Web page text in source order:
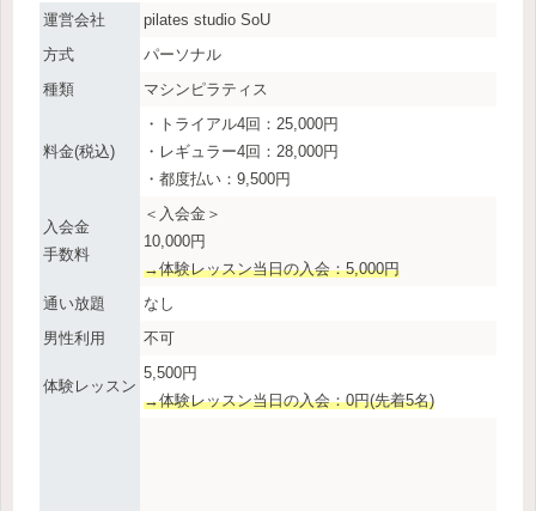
運営会社
pilates studio SoU
方式
パーソナル
種類
マシンピラティス
料金(税込)
・トライアル4回：25,000円
・レギュラー4回：28,000円
・都度払い：9,500円
入会金
手数料
＜入会金＞
10,000円
→体験レッスン当日の入会：5,000円
通い放題
なし
男性利用
不可
体験レッスン
5,500円
→体験レッスン当日の入会：0円(先着5名)